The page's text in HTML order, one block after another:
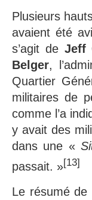
Plusieurs
avaient été
s’agit de Jeff
Belger,
Quartier
militaires de
comme l’a
y avait des
dans une «
passait. »[13]
Le résumé